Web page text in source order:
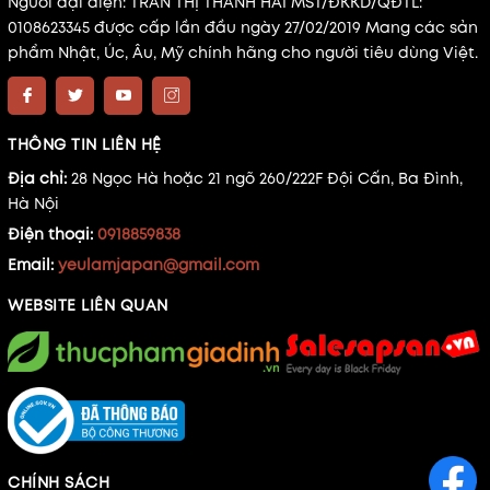
0108623345 được cấp lần đầu ngày 27/02/2019 Mang các sản
phẩm Nhật, Úc, Âu, Mỹ chính hãng cho người tiêu dùng Việt.
THÔNG TIN LIÊN HỆ
Địa chỉ: 28 Ngọc Hà hoặc 21 ngõ 260/222F Đội Cấn, Ba Đình,
Hà Nội
Điện thoại: 0918859838
Email: yeulamjapan@gmail.com
WEBSITE LIÊN QUAN
CHÍNH SÁCH